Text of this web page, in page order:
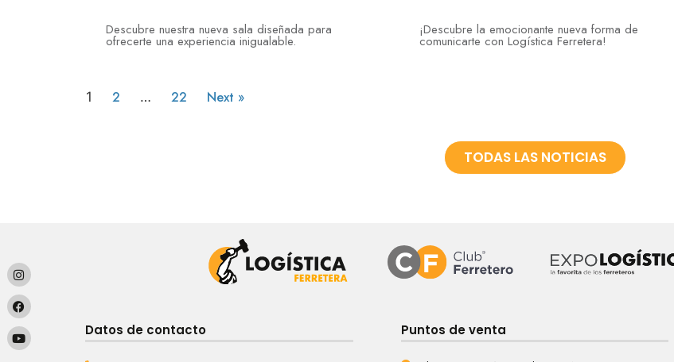
Descubre nuestra nueva sala diseñada para
ofrecerte una experiencia inigualable.
¡Descubre la emocionante nueva forma de
comunicarte con Logística Ferretera!
1 2 … 22 Next »
TODAS LAS NOTICIAS
Datos de contacto Puntos de venta